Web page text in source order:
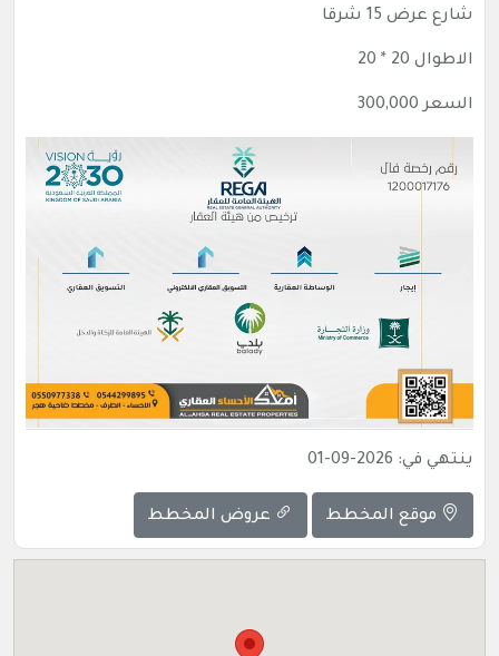
شارع عرض 15 شرقا
الاطوال 20 * 20
السعر 300,000
ينتهي في: 2026-09-01
موقع المخطط عروض المخطط